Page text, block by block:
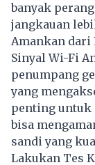
banyak
jangkauan
Amankan dari
Sinyal Wi-Fi
penumpang
yang
penting untuk
bisa
sandi yang
Lakukan Tes